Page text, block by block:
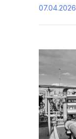
07.04.2026